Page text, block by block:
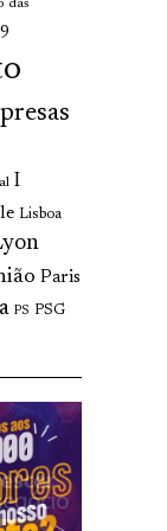
das
I
Lisboa
Paris
PS PSG